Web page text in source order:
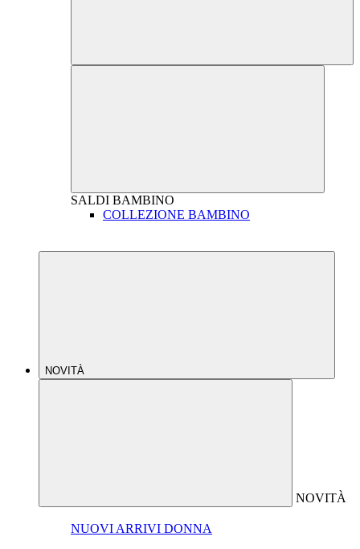
SALDI BAMBINO
COLLEZIONE BAMBINO
NOVITÀ
NOVITÀ
NUOVI ARRIVI DONNA